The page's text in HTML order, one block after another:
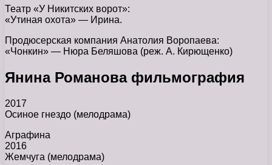
Театр «У Никитских ворот»:
«Утиная охота» — Ирина.
Продюсерская компания Анатолия Воропаева:
«Чонкин» — Нюра Беляшова (реж. А. Кирющенко)
Янина Романова фильмография
2017
Осиное гнездо (мелодрама)
Аграфина
2016
Жемчуга (мелодрама)